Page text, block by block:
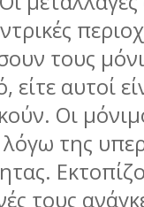
τους
είτε αυτοί
Οι
της
τους